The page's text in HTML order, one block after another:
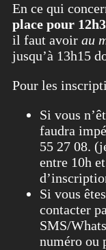
En ce qui
place pour
il faut avoir au
jusqu’à 13h15
Pour les
Si vous
faudra
55 27 08.
entre 10h
Si vous
contacter
SMS/
numéro ou